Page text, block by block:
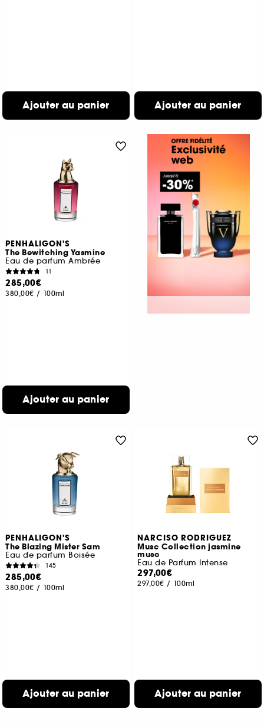
Ajouter au panier Ajouter au panier
PENHALIGON'S
The Bewitching Yasmine
Eau de parfum Ambrée
11
285,00€
380,00€ / 100ml
Ajouter au panier
PENHALIGON'S
The Blazing Mister Sam
Eau de parfum Boisée
145
285,00€
380,00€ / 100ml
Ajouter au panier
NARCISO RODRIGUEZ
Musc Collection jasmine
musc
Eau de Parfum Intense
297,00€
297,00€ / 100ml
Ajouter au panier